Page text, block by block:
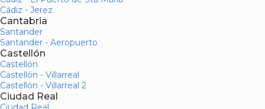
Cádiz - Jerez
Cantabria
Santander
Santander - Aeropuerto
Castellón
Castellón
Castellón - Villarreal
Castellón - Villarreal 2
Ciudad Real